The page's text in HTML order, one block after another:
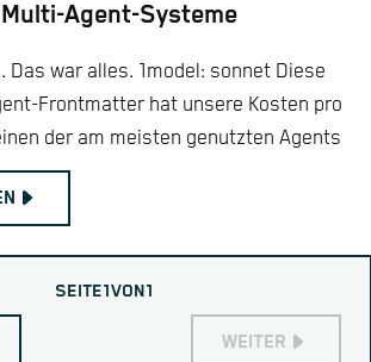
Agent-Systeme
Das war alles. 1model: sonnet Diese
Frontmatter hat unsere Kosten pro
der am meisten genutzten Agents
SEITE1VON1
WEITER